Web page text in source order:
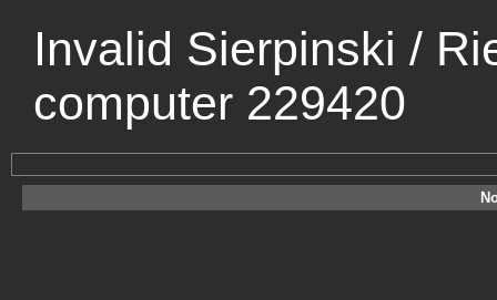
Invalid Sierpinski /
computer 229420